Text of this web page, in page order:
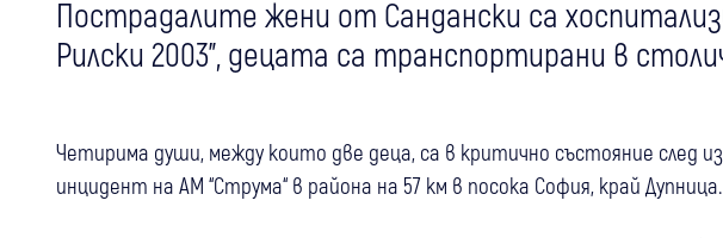
Пострадалите жени от Сандански са
Рилски 2003”, децата са транспортирани в
Четирима души, между които две деца, са в критично състояние след
инцидент на АМ “Струма“ в района на 57 км в посока София, край Дупница.